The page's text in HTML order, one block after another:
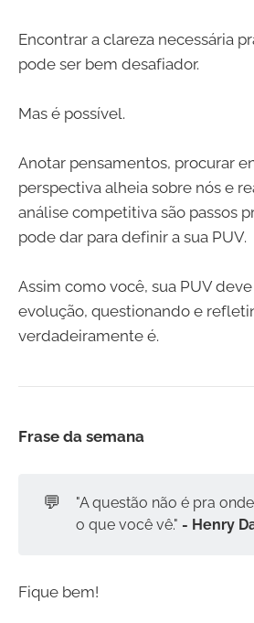
Encontrar a clareza necessária
pode ser bem desafiador.
Mas é possível.
Anotar pensamentos, procurar
perspectiva alheia sobre nós e
análise competitiva são passos
pode dar para definir a sua PUV.
Assim como você, sua PUV
evolução, questionando e
verdadeiramente é.
Frase da semana
💬
"A questão não é pra
o que você vê." - Henry
Fique bem!